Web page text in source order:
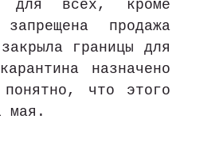
для всех, кроме
продажа
границы для
назначено
что этого
мая.